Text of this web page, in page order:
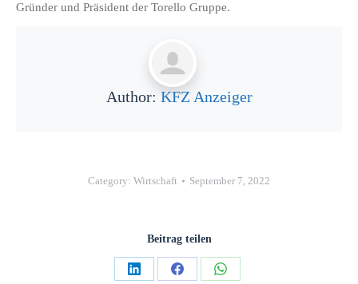
Gründer und Präsident der Torello Gruppe.
Author: KFZ Anzeiger
Category: Wirtschaft September 7, 2022
Beitrag teilen
Teilen
Teilen
Teilen